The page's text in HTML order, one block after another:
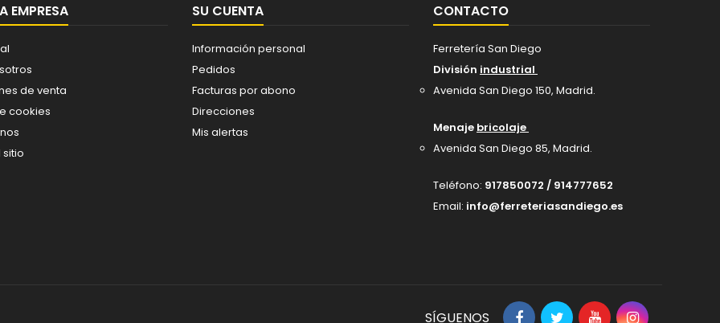
EMPRESA
de venta
cookies
SU CUENTA
Información personal
Pedidos
Facturas por abono
Direcciones
Mis alertas
CONTACTO
Ferretería San Diego
División industrial
Avenida San Diego 150, Madrid.
Menaje bricolaje
Avenida San Diego 85, Madrid.
Teléfono: 917850072 / 914777652
Email: info@ferreteriasandiego.es
SÍGUENOS